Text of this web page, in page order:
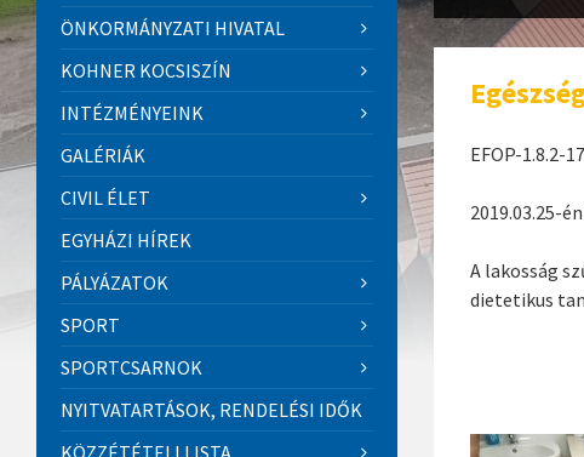
EFOP-1.8.2-
2019.03.25-
A lakosság
dietetikus
ÖNKORMÁNYZATI HIVATAL
KOHNER KOCSISZÍN
INTÉZMÉNYEINK
GALÉRIÁK
CIVIL ÉLET
EGYHÁZI HÍREK
PÁLYÁZATOK
SPORT
SPORTCSARNOK
NYITVATARTÁSOK, RENDELÉSI IDŐK